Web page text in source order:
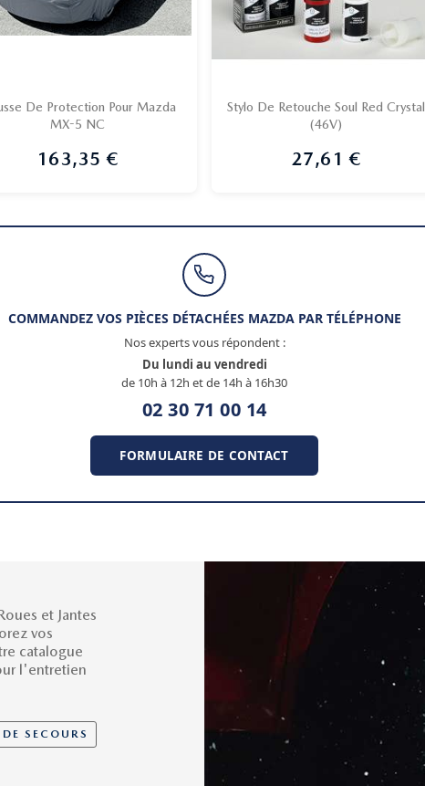
De Protection Pour Mazda
MX-5 NC
Prix
163,35 €
 Aperçu rapide
Stylo De Retouche Soul Red Crystal
(46V)
Prix
27,61 €
Aperçu rapide
COMMANDEZ VOS PIÈCES DÉTACHÉES MAZDA PAR TÉLÉPHONE
Nos experts vous répondent :
Du lundi au vendredi
de 10h à 12h et de 14h à 16h30
02 30 71 00 14
FORMULAIRE DE CONTACT
et Jantes
vos
catalogue
l'entretien
SECOURS